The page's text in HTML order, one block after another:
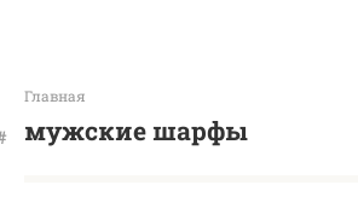
Главная
мужские шарфы